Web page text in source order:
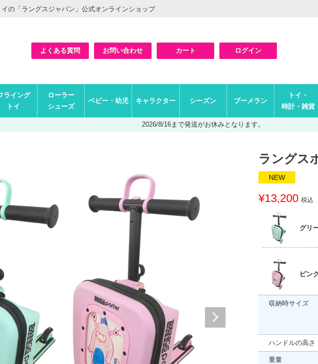
の「ラングスジャパン」公式オンラインショップ
よくある質問 お問い合わせ カート ログイン
ライング
トイ
ローラー
シューズ
ベビー・幼児 キャラクター シーズン ブーメラン
トイ・
時計・雑貨
2026/8/16まで発送がお休みとなります。
ラングス
NEW
¥13,200 税込
グリ
ピン
収納時サイズ
ハンドルの高さ
重量